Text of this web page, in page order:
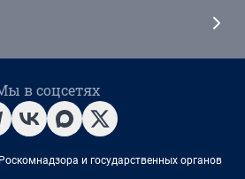
в соцсетях
и государственных органов